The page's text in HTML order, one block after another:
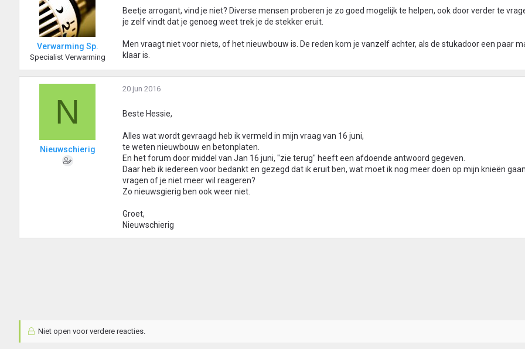
Verwarming Sp.
Specialist Verwarming
Beetje arrogant, vind je niet? Diverse mensen proberen je zo goed mogelijk te helpen, ook door verder te
je zelf vindt dat je genoeg weet trek je de stekker eruit.
Men vraagt niet voor niets, of het nieuwbouw is. De reden kom je vanzelf achter, als de stukadoor een paar
klaar is.
N
Nieuwschierig
20 jun 2016
Beste Hessie,
Alles wat wordt gevraagd heb ik vermeld in mijn vraag van 16 juni,
te weten nieuwbouw en betonplaten.
En het forum door middel van Jan 16 juni, "zie terug" heeft een afdoende antwoord gegeven.
Daar heb ik iedereen voor bedankt en gezegd dat ik eruit ben, wat moet ik nog meer doen op mijn knieën
vragen of je niet meer wil reageren?
Zo nieuwsgierig ben ook weer niet.
Groet,
Nieuwschierig
Niet open voor verdere reacties.